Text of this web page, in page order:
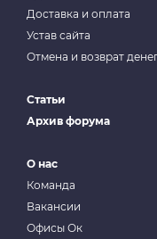
Доставка и оплата
Устав сайта
Отмена и возврат
Статьи
Архив форума
О нас
Команда
Вакансии
Офисы Ок